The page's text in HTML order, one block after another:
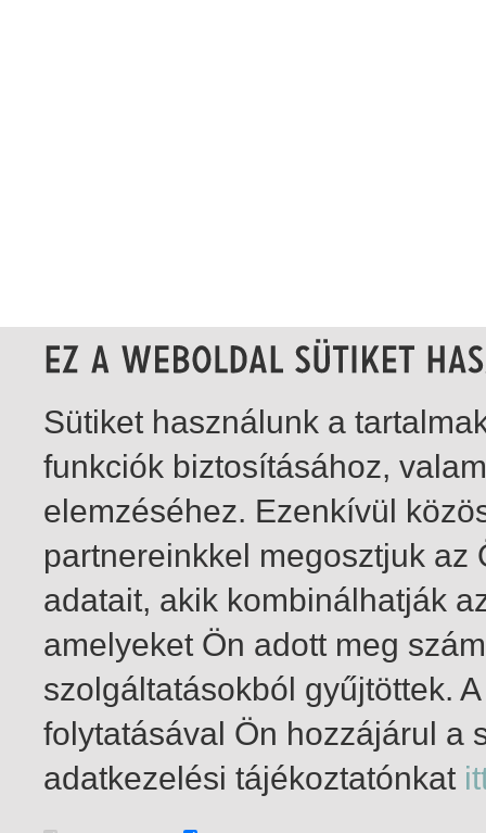
1-10 / total 10 hit
Sütiket használunk a
funkciók biztosításához,
elemzéséhez. Ezenkívül
partnereinkkel megosztjuk
adatait, akik kombinálhatják
amelyeket Ön adott meg
szolgáltatásokból gyűjtöttek.
folytatásával Ön hozzájárul a
adatkezelési tájékoztatónkat